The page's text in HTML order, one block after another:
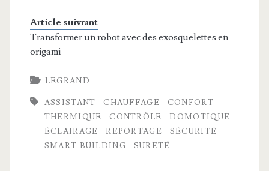
Article suivrant
Transformer un robot avec des exosquelettes en
origami
LEGRAND
ASSISTANT CHAUFFAGE
CONFORT
THERMIQUE
CONTRÔLE
DOMOTIQUE
ÉCLAIRAGE
REPORTAGE
SÉCURITÉ
SMART BUILDING
SURETÉ